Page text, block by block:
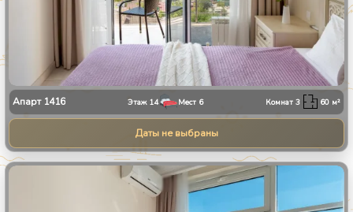
Апарт 1416 Этаж 14 Мест 6 Комнат3 60 м²
Даты не выбраны